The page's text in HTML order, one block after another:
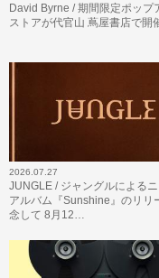
David Byrne / 期間限定ポップ
ストアが代官山 蔦屋書店で開
2026.07.27
JUNGLE / ジャングルによるニ
アルバム『Sunshine』のリリ
念して 8月12…